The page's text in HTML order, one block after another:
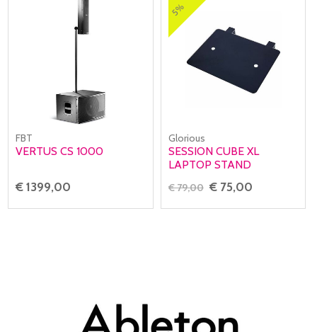
FBT
VERTUS CS 1000
€ 1399,00
5%
Glorious
SESSION CUBE XL
LAPTOP STAND
€ 79,00 € 75,00